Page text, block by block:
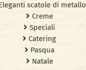
scatole di metallo
Creme
Speciali
Catering
Pasqua
Natale